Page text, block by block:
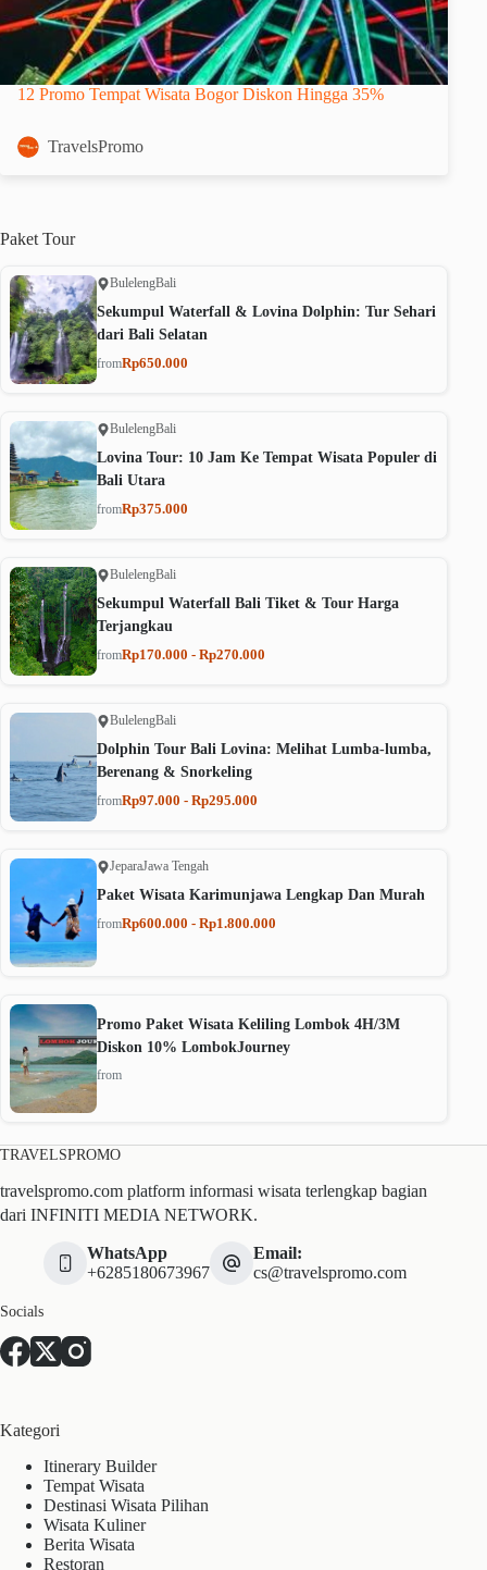
12 Promo Tempat Wisata Bogor Diskon Hingga 35%
TravelsPromo
Paket Tour
BulelengBali
Sekumpul Waterfall & Lovina Dolphin: Tur Sehari
dari Bali Selatan
fromRp650.000
BulelengBali
Lovina Tour: 10 Jam Ke Tempat Wisata Populer di
Bali Utara
fromRp375.000
BulelengBali
Sekumpul Waterfall Bali Tiket & Tour Harga
Terjangkau
fromRp170.000 - Rp270.000
BulelengBali
Dolphin Tour Bali Lovina: Melihat Lumba-lumba,
Berenang & Snorkeling
fromRp97.000 - Rp295.000
JeparaJawa Tengah
Paket Wisata Karimunjawa Lengkap Dan Murah
fromRp600.000 - Rp1.800.000
Promo Paket Wisata Keliling Lombok 4H/3M
Diskon 10% LombokJourney
from
TRAVELSPROMO
travelspromo.com platform informasi wisata terlengkap bagian
dari INFINITI MEDIA NETWORK.
WhatsApp
+6285180673967
Email:
cs@travelspromo.com
Socials
Kategori
Itinerary Builder
Tempat Wisata
Destinasi Wisata Pilihan
Wisata Kuliner
Berita Wisata
Restoran